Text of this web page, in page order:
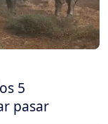
5
pasar